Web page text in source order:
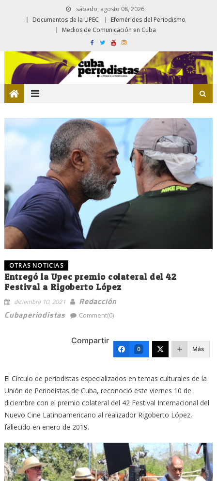
sábado, agosto 08, 2026
Documentos de la UPEC
Efemérides del Periodismo
Medios de Comunicación en Cuba
OTRAS NOTICIAS
Entregó la Upec premio colateral del 42
Festival a Rigoberto López
diciembre 10, 2021
Redacción
Cubaperiodistas
Comment(0)
Compartir
0 Más
El Círculo de periodistas especializados en temas culturales de la
Unión de Periodistas de Cuba, reconoció este viernes 10 de
diciembre con el premio colateral del 42 Festival Internacional del
Nuevo Cine Latinoamericano al realizador Rigoberto López,
fallecido en enero de 2019.